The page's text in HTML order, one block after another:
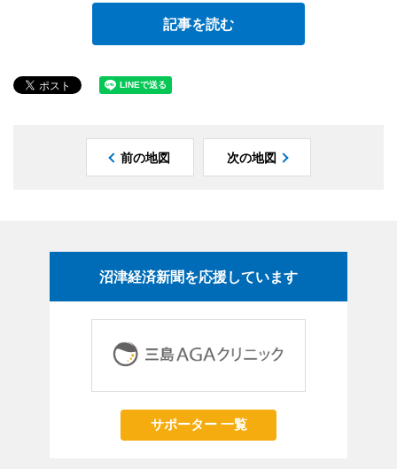
記事を読む
前の地図 次の地図
沼津経済新聞を応援しています
サポーター 一覧